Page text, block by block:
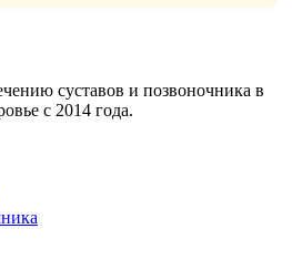
суставов и позвоночника в
с 2014 года.